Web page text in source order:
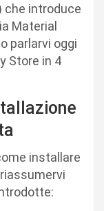
che introduce
Material
parlarvi oggi
Store in 4
installare